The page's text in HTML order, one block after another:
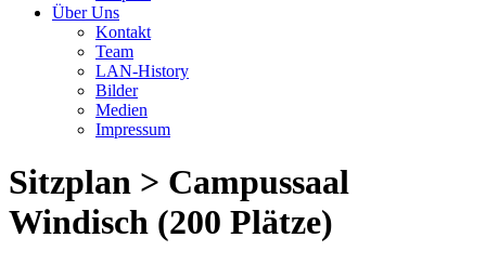
Über Uns
Kontakt
Team
LAN-History
Bilder
Medien
Impressum
Sitzplan > Campussaal
Windisch (200 Plätze)